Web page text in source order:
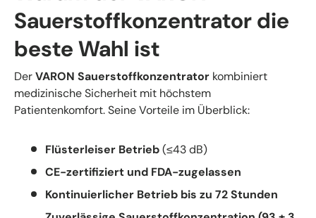
Sauerstoffkonzentrator die
beste Wahl ist
DerVARON Sauerstoffkonzentrator kombiniert
medizinische Sicherheit mit höchstem
Patientenkomfort. Seine Vorteile im Überblick:
Flüsterleiser Betrieb(≤43 dB)
CE-zertifiziert und FDA-zugelassen
Kontinuierlicher Betrieb bis zu 72 Stunden